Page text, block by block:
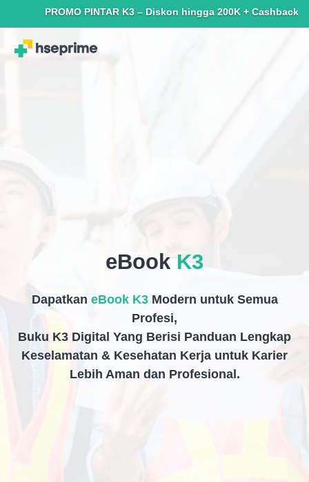
PROMO PINTAR K3 – Diskon hingga 200K + Cashback
eBook K3
Dapatkan eBook K3Modern untuk Semua
Profesi,
Buku K3 Digital Yang Berisi Panduan Lengkap
Keselamatan & Kesehatan Kerja untuk Karier
Lebih Aman dan Profesional.